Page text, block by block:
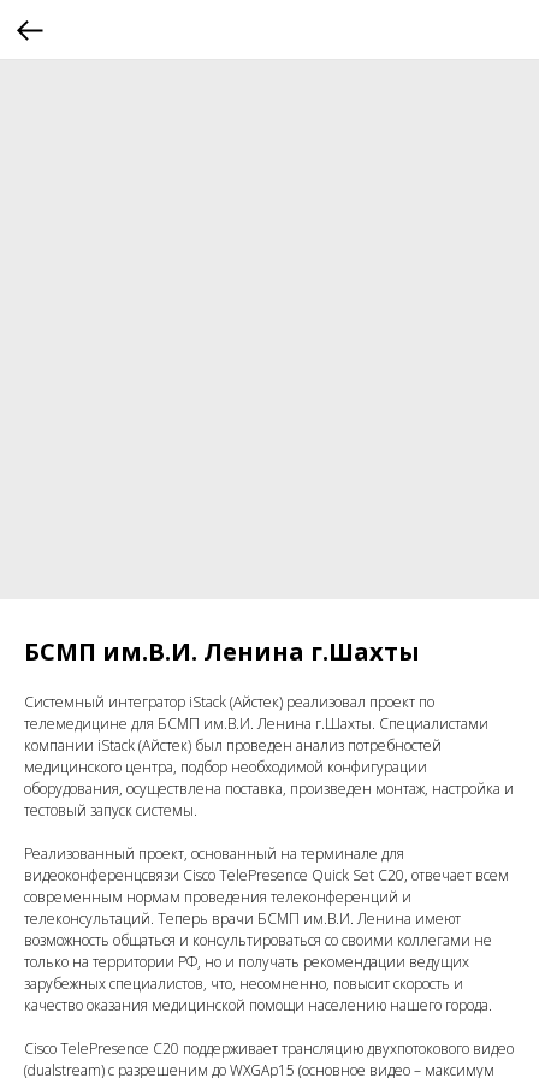
БСМП им.В.И. Ленина г.Шахты
Системный интегратор iStack (Айстек) реализовал проект по
телемедицине для БСМП им.В.И. Ленина г.Шахты. Специалистами
компании iStack (Айстек) был проведен анализ потребностей
медицинского центра, подбор необходимой конфигурации
оборудования, осуществлена поставка, произведен монтаж, настройка и
тестовый запуск системы.
Реализованный проект, основанный на терминале для
видеоконференцсвязи Cisco TelePresence Quick Set С20, отвечает всем
современным нормам проведения телеконференций и
телеконсультаций. Теперь врачи БСМП им.В.И. Ленина имеют
возможность общаться и консультироваться со своими коллегами не
только на территории РФ, но и получать рекомендации ведущих
зарубежных специалистов, что, несомненно, повысит скорость и
качество оказания медицинской помощи населению нашего города.
Cisco TelePresence C20 поддерживает трансляцию двухпотокового видео
(dualstream) с разрешеним до WXGAp15 (основное видео – максимум